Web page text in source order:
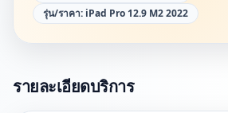
รุ่น/ราคา: iPad Pro 12.9 M2 2022
รายละเอียดบริการ